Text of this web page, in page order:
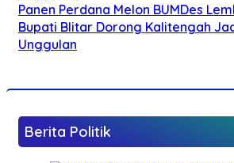
Panen Perdana Melon BUMDes
Bupati Blitar Dorong Kalitengah
Unggulan
Berita Politik